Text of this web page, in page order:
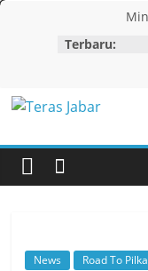
Skip
Terbaru:
Teras
Jabar
News Road To